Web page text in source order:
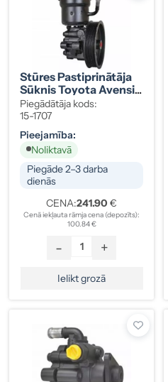
Stūres Pastiprinātāja
Sūknis Toyota Avensis
44310-05120
Piegādātāja kods:
15-1707
Pieejamība:
Noliktavā
Piegāde 2–3 darba
dienās
CENA:241.90 €
Cenā iekļauta rāmja cena (depozīts):
100.84 €
- +
Ielikt grozā